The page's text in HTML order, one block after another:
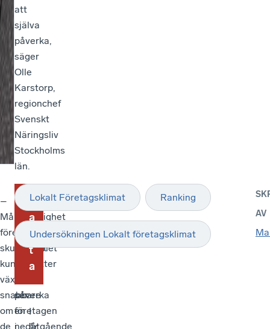
att
själva
påverka,
säger
Olle
Karstorp,
regionchef
Svenskt
Näringsliv
Stockholms
län.
–
Många
företag
skulle
kunna
växa
snabbare
om
de
Även
brottslighet
och
otrygghet
fortsätter
påverka
företagen
i
–
Det
är
positivt
ser
en
nedåtgående
F
a
k
t
a
I
år
Lokalt Företagsklimat Ranking
Undersökningen Lokalt företagsklimat
AV